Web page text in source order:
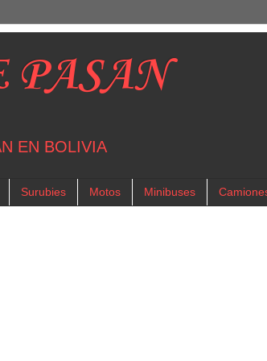
PASAN
EN BOLIVIA
Surubies Motos Minibuses